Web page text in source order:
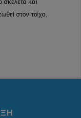
σκελετό και
στον τοίχο,